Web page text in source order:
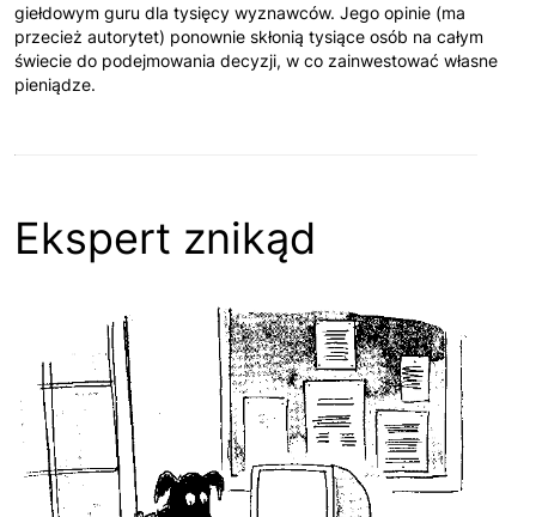
giełdowym guru dla tysięcy wyznawców. Jego opinie (ma
przecież autorytet) ponownie skłonią tysiące osób na całym
świecie do podejmowania decyzji, w co zainwestować własne
pieniądze.
Ekspert znikąd